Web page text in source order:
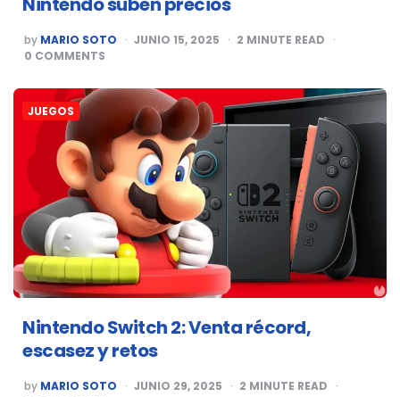
POSTED
BY
by MARIO SOTO JUNIO 15, 2025 2 MINUTE READ
0 COMMENTS
JUEGOS
Nintendo Switch 2: Venta récord,
escasez y retos
POSTED
by MARIO SOTO JUNIO 29, 2025 2 MINUTE READ